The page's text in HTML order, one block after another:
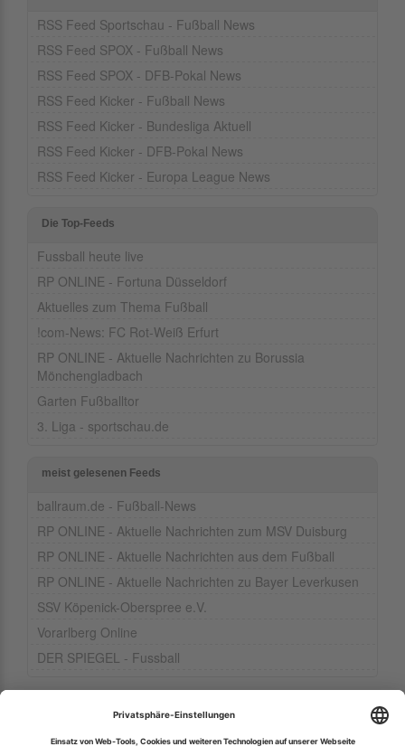
RSS Feed Sportschau - Fußball News
RSS Feed SPOX - Fußball News
RSS Feed SPOX - DFB-Pokal News
RSS Feed Kicker - Fußball News
RSS Feed Kicker - Bundesliga Aktuell
RSS Feed Kicker - DFB-Pokal News
RSS Feed Kicker - Europa League News
Die Top-Feeds
Fussball heute live
RP ONLINE - Fortuna Düsseldorf
Aktuelles zum Thema Fußball
!com-News: FC Rot-Weiß Erfurt
RP ONLINE - Aktuelle Nachrichten zu Borussia
Mönchengladbach
Garten Fußballtor
3. Liga - sportschau.de
meist gelesenen Feeds
ballraum.de - Fußball-News
RP ONLINE - Aktuelle Nachrichten zum MSV Duisburg
RP ONLINE - Aktuelle Nachrichten aus dem Fußball
RP ONLINE - Aktuelle Nachrichten zu Bayer Leverkusen
SSV Köpenick-Oberspree e.V.
Vorarlberg Online
DER SPIEGEL - Fussball